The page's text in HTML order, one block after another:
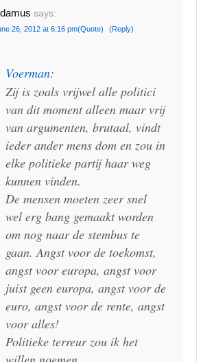
says:
26, 2012 at 6:16 pm(Quote) (Reply)
Voerman:
Zij is zoals vrijwel alle politici
van dit moment alleen maar vrij
van argumenten, brutaal, vindt
ieder ander mens dom en zou in
elke politieke partij haar weg
kunnen vinden.
De mensen moeten zeer snel
wel erg bang gemaakt worden
om nog naar de stembus te
gaan. Angst voor de toekomst,
angst voor europa, angst voor
juist geen europa, angst voor de
euro, angst voor de rente, angst
voor alles!
Politieke terreur zou ik het